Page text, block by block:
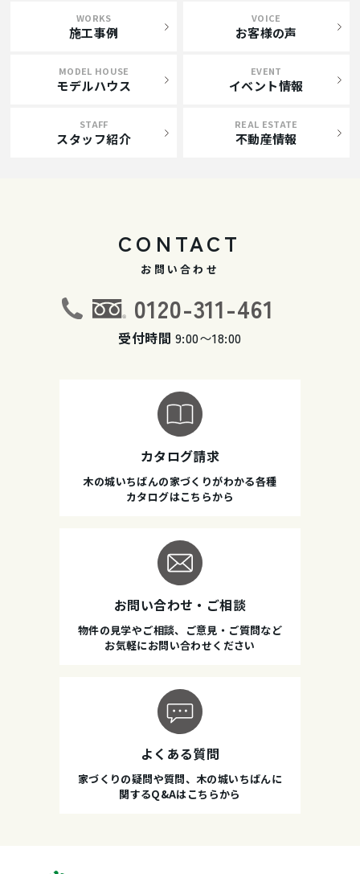
WORKS
施工事例
VOICE
お客様の声
MODEL HOUSE
モデルハウス
EVENT
イベント情報
STAFF
スタッフ紹介
REAL ESTATE
不動産情報
CONTACT
お問い合わせ
0120-311-461
受付時間 9:00〜18:00
カタログ請求
木の城いちばんの家づくりがわかる各種
カタログはこちらから
お問い合わせ・ご相談
物件の見学やご相談、ご意見・ご質問など
お気軽にお問い合わせください
よくある質問
家づくりの疑問や質問、木の城いちばんに
関するQ&Aはこちらから